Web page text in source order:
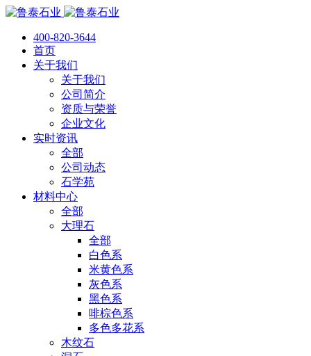
400-820-3644
首页
关于我们
关于我们
公司简介
资质与荣誉
企业文化
实时资讯
全部
公司动态
石学苑
材料中心
全部
大理石
全部
白色系
米黄色系
灰色系
黑色系
啡棕色系
多色多花系
木纹石